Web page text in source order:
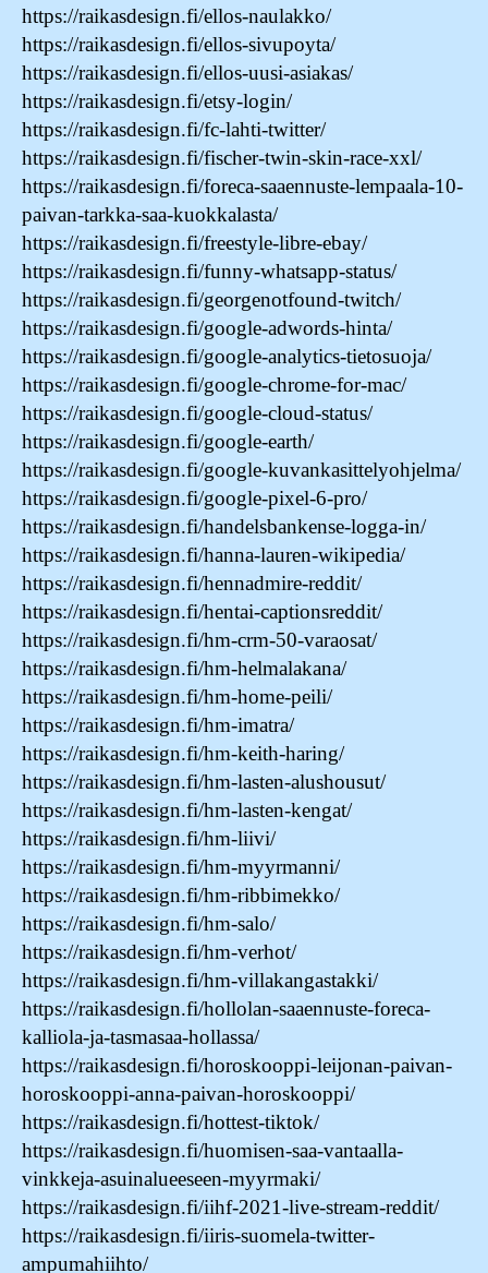
https://raikasdesign.fi/ellos-naulakko/
https://raikasdesign.fi/ellos-sivupoyta/
https://raikasdesign.fi/ellos-uusi-asiakas/
https://raikasdesign.fi/etsy-login/
https://raikasdesign.fi/fc-lahti-twitter/
https://raikasdesign.fi/fischer-twin-skin-race-xxl/
https://raikasdesign.fi/foreca-saaennuste-lempaala-10-
paivan-tarkka-saa-kuokkalasta/
https://raikasdesign.fi/freestyle-libre-ebay/
https://raikasdesign.fi/funny-whatsapp-status/
https://raikasdesign.fi/georgenotfound-twitch/
https://raikasdesign.fi/google-adwords-hinta/
https://raikasdesign.fi/google-analytics-tietosuoja/
https://raikasdesign.fi/google-chrome-for-mac/
https://raikasdesign.fi/google-cloud-status/
https://raikasdesign.fi/google-earth/
https://raikasdesign.fi/google-kuvankasittelyohjelma/
https://raikasdesign.fi/google-pixel-6-pro/
https://raikasdesign.fi/handelsbankense-logga-in/
https://raikasdesign.fi/hanna-lauren-wikipedia/
https://raikasdesign.fi/hennadmire-reddit/
https://raikasdesign.fi/hentai-captionsreddit/
https://raikasdesign.fi/hm-crm-50-varaosat/
https://raikasdesign.fi/hm-helmalakana/
https://raikasdesign.fi/hm-home-peili/
https://raikasdesign.fi/hm-imatra/
https://raikasdesign.fi/hm-keith-haring/
https://raikasdesign.fi/hm-lasten-alushousut/
https://raikasdesign.fi/hm-lasten-kengat/
https://raikasdesign.fi/hm-liivi/
https://raikasdesign.fi/hm-myyrmanni/
https://raikasdesign.fi/hm-ribbimekko/
https://raikasdesign.fi/hm-salo/
https://raikasdesign.fi/hm-verhot/
https://raikasdesign.fi/hm-villakangastakki/
https://raikasdesign.fi/hollolan-saaennuste-foreca-
kalliola-ja-tasmasaa-hollassa/
https://raikasdesign.fi/horoskooppi-leijonan-paivan-
horoskooppi-anna-paivan-horoskooppi/
https://raikasdesign.fi/hottest-tiktok/
https://raikasdesign.fi/huomisen-saa-vantaalla-
vinkkeja-asuinalueeseen-myyrmaki/
https://raikasdesign.fi/iihf-2021-live-stream-reddit/
https://raikasdesign.fi/iiris-suomela-twitter-
ampumahiihto/